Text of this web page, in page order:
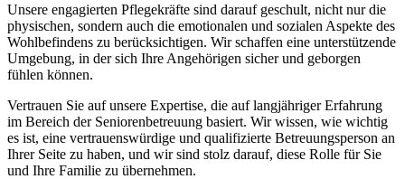
Unsere engagierten Pflegekräfte sind darauf geschult, nicht nur die
physischen, sondern auch die emotionalen und sozialen Aspekte des
Wohlbefindens zu berücksichtigen. Wir schaffen eine unterstützende
Umgebung, in der sich Ihre Angehörigen sicher und geborgen
fühlen können.
Vertrauen Sie auf unsere Expertise, die auf langjähriger Erfahrung
im Bereich der Seniorenbetreuung basiert. Wir wissen, wie wichtig
es ist, eine vertrauenswürdige und qualifizierte Betreuungsperson an
Ihrer Seite zu haben, und wir sind stolz darauf, diese Rolle für Sie
und Ihre Familie zu übernehmen.